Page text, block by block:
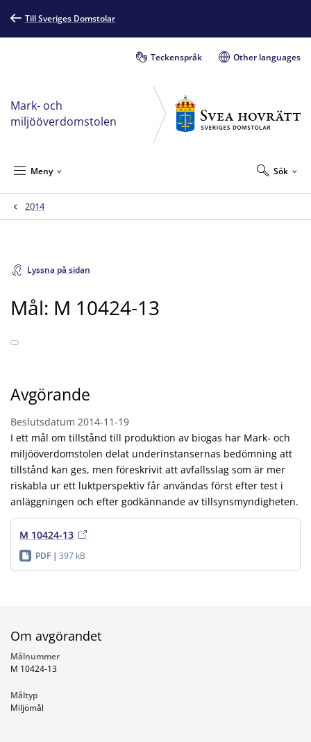
Till Sveriges Domstolar
Teckenspråk Other languages
Mark- och
miljööverdomstolen
Sök
Meny
2014
Lyssna på sidan
Mål: M 10424-13
Avgörande
Beslutsdatum 2014-11-19
I ett mål om tillstånd till produktion av biogas har Mark- och
miljööverdomstolen delat underinstansernas bedömning att
tillstånd kan ges, men föreskrivit att avfallsslag som är mer
riskabla ur ett luktperspektiv får användas först efter test i
anläggningen och efter godkännande av tillsynsmyndigheten.
M 10424-13
PDF 397 kB
Om avgörandet
Målnummer
M 10424-13
Måltyp
Miljömål